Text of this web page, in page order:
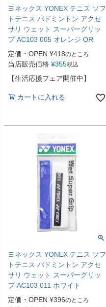
ヨネックス YONEX テニス ソフ
トテニス バドミントン アクセ
サリ ウェット スーパーグリッ
プ AC103 005 オレンジ OR
定価・OPEN ¥418のところ
当店販売価格 ¥355税込
【生活応援フェア開催中】
カートに入れる
ヨネックス YONEX テニス ソフ
トテニス バドミントン アクセ
サリ ウェット スーパーグリッ
プ AC103 011 ホワイト
定価・OPEN ¥396のところ